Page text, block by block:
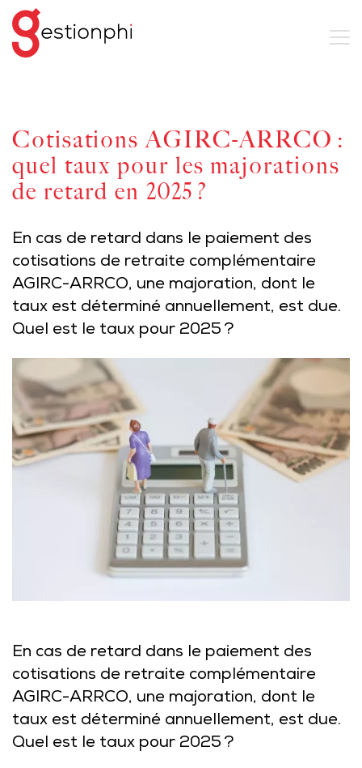
Cotisations AGIRC-ARRCO :
quel taux pour les majorations
de retard en 2025 ?
En cas de retard dans le paiement des
cotisations de retraite complémentaire
AGIRC-ARRCO, une majoration, dont le
taux est déterminé annuellement, est due.
Quel est le taux pour 2025 ?
En cas de retard dans le paiement des
cotisations de retraite complémentaire
AGIRC-ARRCO, une majoration, dont le
taux est déterminé annuellement, est due.
Quel est le taux pour 2025 ?